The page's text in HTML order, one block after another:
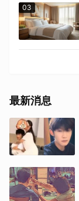
03
最新消息